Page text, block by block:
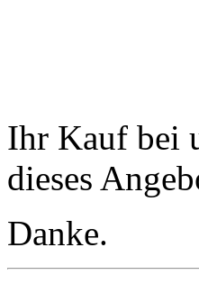
Ihr Kauf bei
dieses
Danke.